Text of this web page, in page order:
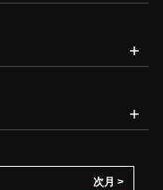
次月 >